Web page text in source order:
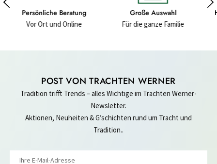
Große Auswahl
Für die ganze Familie
Hochwertige Materialien
Für ein gutes Gefühl
POST VON TRACHTEN WERNER
Tradition trifft Trends – alles Wichtige im Trachten Werner-
Newsletter.
Aktionen, Neuheiten & G’schichten rund um Tracht und
Tradition..